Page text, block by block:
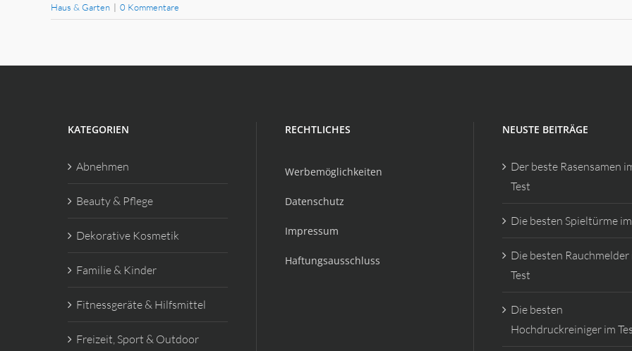
Haus & Garten | 0 Kommentare
KATEGORIEN
Abnehmen
Beauty & Pflege
Dekorative Kosmetik
Familie & Kinder
Fitnessgeräte & Hilfsmittel
Freizeit, Sport & Outdoor
RECHTLICHES
Werbemöglichkeiten
Datenschutz
Impressum
Haftungsausschluss
NEUSTE BEITRÄGE
Der beste Rasensamen
Test
Die besten Spieltürme
Die besten Rauchmelder
Test
Die besten
Hochdruckreiniger im